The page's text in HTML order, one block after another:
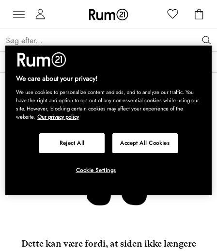
Få 15 % på Grythyttan Stålmöbler* →
Dette kan være fordi, at siden ikke længere
We care about your privacy!
We use cookies to personalize content and ads, and to analyze our traffic. You
have the right and option to opt out of any non-essential cookies while using our
site. However, blocking certain cookies may affect your experience of the
website. Our privacy policy
Reject All Accept All Cookies
Cookie Settings